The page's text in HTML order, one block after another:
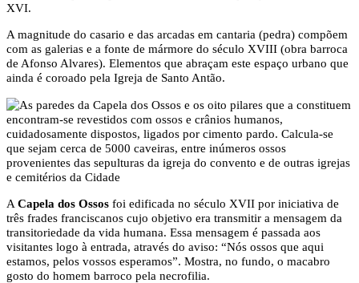
XVI.
A magnitude do casario e das arcadas em cantaria (pedra) compõem
com as galerias e a fonte de mármore do século XVIII (obra barroca
de Afonso Alvares). Elementos que abraçam este espaço urbano que
ainda é coroado pela Igreja de Santo Antão.
A Capela dos Ossos foi edificada no século XVII por iniciativa de
três frades franciscanos cujo objetivo era transmitir a mensagem da
transitoriedade da vida humana. Essa mensagem é passada aos
visitantes logo à entrada, através do aviso: “Nós ossos que aqui
estamos, pelos vossos esperamos”. Mostra, no fundo, o macabro
gosto do homem barroco pela necrofilia.